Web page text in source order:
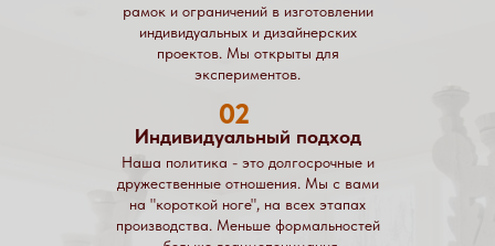
рамок и ограничений в изготовлении
индивидуальных и дизайнерских
проектов. Мы открыты для
экспериментов.
Наша политика - это долгосрочные и
дружественные отношения. Мы с вами
на "короткой ноге", на всех этапах
производства. Меньше формальностей
Индивидуальный подход
02